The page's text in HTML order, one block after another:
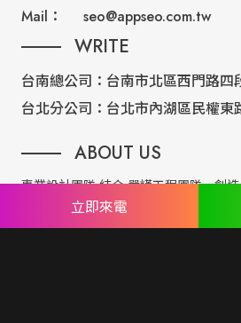
Mail：
seo@appseo.com.tw
WRITE
台南總公司： 台南市北區西門路四
台北分公司： 台北市內湖區民權東
ABOUT US
專業設計團隊 結合 嚴謹工程團隊，創
計，不管是時尚美感或是網站最新特效
出最創新的網頁設計。
立即來電